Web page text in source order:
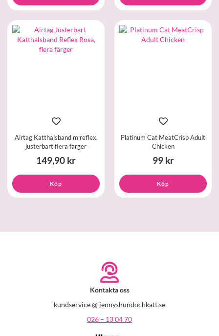
Airtag Katthalsband m reflex,
justerbart flera färger
149,90 kr
Köp
Platinum Cat MeatCrisp Adult
Chicken
99 kr
Köp
Kontakta oss
kundservice @ jennyshundochkatt.se
026 – 13 04 70